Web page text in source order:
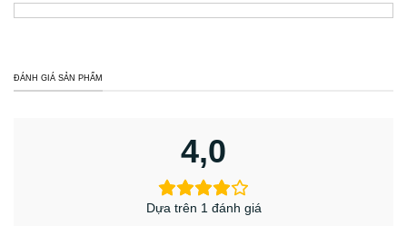
ĐÁNH GIÁ SẢN PHẨM
4,0
Dựa trên 1 đánh giá